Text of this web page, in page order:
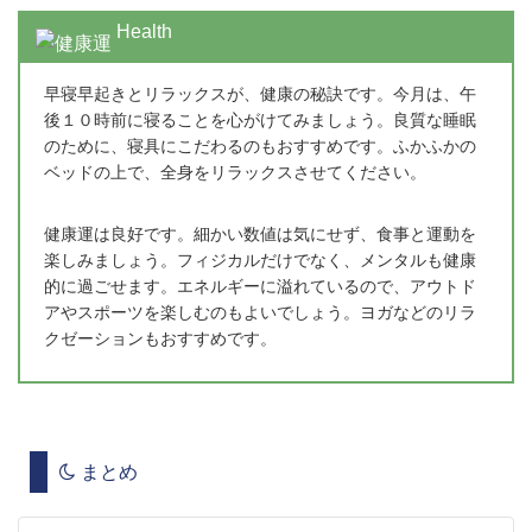
Health
早寝早起きとリラックスが、健康の秘訣です。今月は、午
後１０時前に寝ることを心がけてみましょう。良質な睡眠
のために、寝具にこだわるのもおすすめです。ふかふかの
ベッドの上で、全身をリラックスさせてください。
健康運は良好です。細かい数値は気にせず、食事と運動を
楽しみましょう。フィジカルだけでなく、メンタルも健康
的に過ごせます。エネルギーに溢れているので、アウトド
アやスポーツを楽しむのもよいでしょう。ヨガなどのリラ
クゼーションもおすすめです。
まとめ